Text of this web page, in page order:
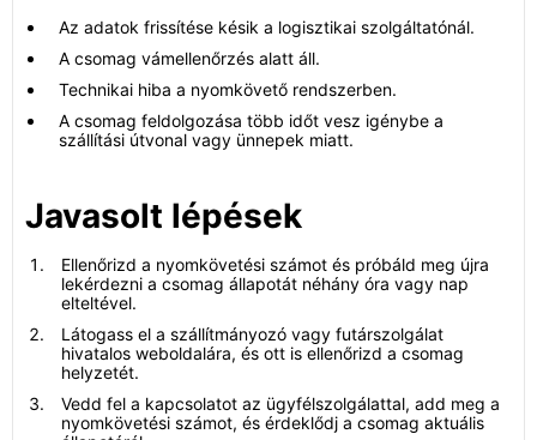
Az adatok frissítése késik a logisztikai szolgáltatónál.
A csomag vámellenőrzés alatt áll.
Technikai hiba a nyomkövető rendszerben.
A csomag feldolgozása több időt vesz igénybe a
szállítási útvonal vagy ünnepek miatt.
Javasolt lépések
Ellenőrizd a nyomkövetési számot és próbáld meg újra
lekérdezni a csomag állapotát néhány óra vagy nap
elteltével.
Látogass el a szállítmányozó vagy futárszolgálat
hivatalos weboldalára, és ott is ellenőrizd a csomag
helyzetét.
Vedd fel a kapcsolatot az ügyfélszolgálattal, add meg a
nyomkövetési számot, és érdeklődj a csomag aktuális